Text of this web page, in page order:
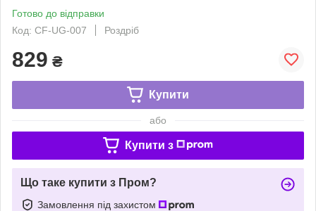
Готово до відправки
Код: CF-UG-007
Роздріб
829 ₴
Купити
або
Купити з
Що таке купити з Пром?
Замовлення під захистом